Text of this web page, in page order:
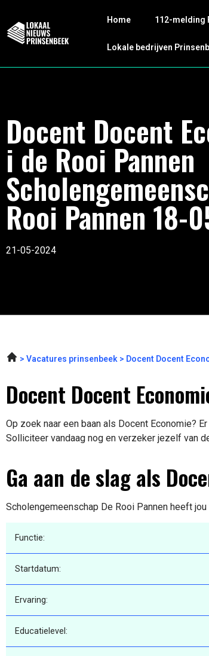
Home 112-melding
Lokale bedrijven
Docent Docent
i de Rooi Pannen
Rooi Pannen 18-
21-05-2024
Vacatures prinsenbeek Docent Docent
Docent Docent
Op zoek naar een baan als Docent Economie?
Solliciteer vandaag nog en verzeker jezelf van
Ga aan de slag als
Scholengemeenschap De Rooi Pannen heeft
Functie:
Startdatum:
Ervaring:
Educatielevel: